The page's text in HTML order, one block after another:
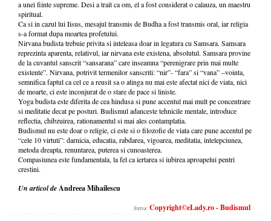
a unei fiinte supreme. Desi a trait ca om, el a fost considerat o calauza, un maestru
spiritual.
Ca si in cazul lui Iisus, mesajul transmis de Budha a fost transmis oral, iar religia
s-a format dupa moartea profetului.
Nirvana budista trebuie privita si inteleasa doar in legatura cu Samsara. Samsara
reprezinta aparenta, relativul, iar nirvana este existena, absolutul. Samsara provine
de la cuvantul sanscrit “sansarana” care inseamna “perenigrare prin mai multe
existente”. Nirvana, potrivit termenilor sanscriti: “nir”- “fara” si “vana” –vointa,
semnifica faptul ca cel ce a reusit sa o atinga nu mai este afectat nici de viata, nici
de moarte, ci este inconjurat de o stare de pace si liniste.
Yoga budista este diferita de cea hindusa si pune accentul mai mult pe concentrare
si meditatie decat pe posturi. Budismul adanceste tehnicile mentale, introduce
reflectia, chibzuirea, rationamentul si mai ales contamplatia.
Budismul nu este doar o religie, ci este si o filozofie de viata care pune accentul pe
“cele 10 virtuti”: darnicia, educatia, rabdarea, vigoarea, meditatia, intelepciunea,
metoda dreapta, renuntarea, puterea si cunoasterea.
Compasiunea este fundamentala, la fel ca iertarea si iubirea aproapelui pentri
crestini.
Un articol deAndreea Mihailescu
Sursa: Copyright©eLady.ro - Budismul